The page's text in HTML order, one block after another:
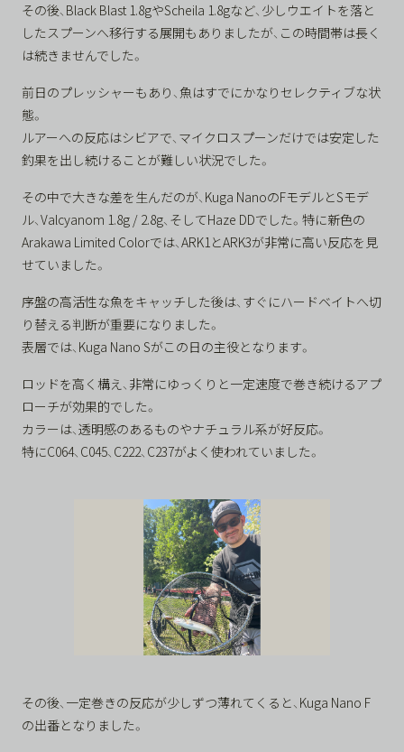
その後、Black Blast 1.8gやScheila 1.8gなど、少しウエイトを落と
したスプーンへ移行する展開もありましたが、この時間帯は長く
は続きませんでした。
前日のプレッシャーもあり、魚はすでにかなりセレクティブな状
態。
ルアーへの反応はシビアで、マイクロスプーンだけでは安定した
釣果を出し続けることが難しい状況でした。
その中で大きな差を生んだのが、Kuga NanoのFモデルとSモデ
ル、Valcyanom 1.8g / 2.8g、そしてHaze DDでした。特に新色の
Arakawa Limited Colorでは、ARK1とARK3が非常に高い反応を見
せていました。
序盤の高活性な魚をキャッチした後は、すぐにハードベイトへ切
り替える判断が重要になりました。
表層では、Kuga Nano Sがこの日の主役となります。
ロッドを高く構え、非常にゆっくりと一定速度で巻き続けるアプ
ローチが効果的でした。
カラーは、透明感のあるものやナチュラル系が好反応。
特にC064、C045、C222、C237がよく使われていました。
その後、一定巻きの反応が少しずつ薄れてくると、Kuga Nano F
の出番となりました。